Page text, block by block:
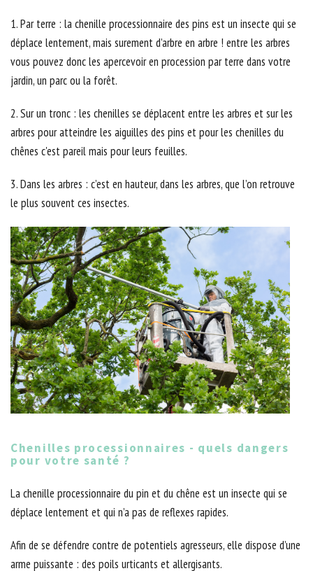
1. Par terre : la chenille processionnaire des pins est un insecte qui se
déplace lentement, mais surement d’arbre en arbre ! entre les arbres
vous pouvez donc les apercevoir en procession par terre dans votre
jardin, un parc ou la forêt.
2. Sur un tronc : les chenilles se déplacent entre les arbres et sur les
arbres pour atteindre les aiguilles des pins et pour les chenilles du
chênes c'est pareil mais pour leurs feuilles.
3. Dans les arbres : c’est en hauteur, dans les arbres, que l’on retrouve
le plus souvent ces insectes.
Chenilles processionnaires - quels dangers
pour votre santé ?
La chenille processionnaire du pin et du chêne est un insecte qui se
déplace lentement et qui n’a pas de reflexes rapides.
Afin de se défendre contre de potentiels agresseurs, elle dispose d’une
arme puissante : des poils urticants et allergisants.